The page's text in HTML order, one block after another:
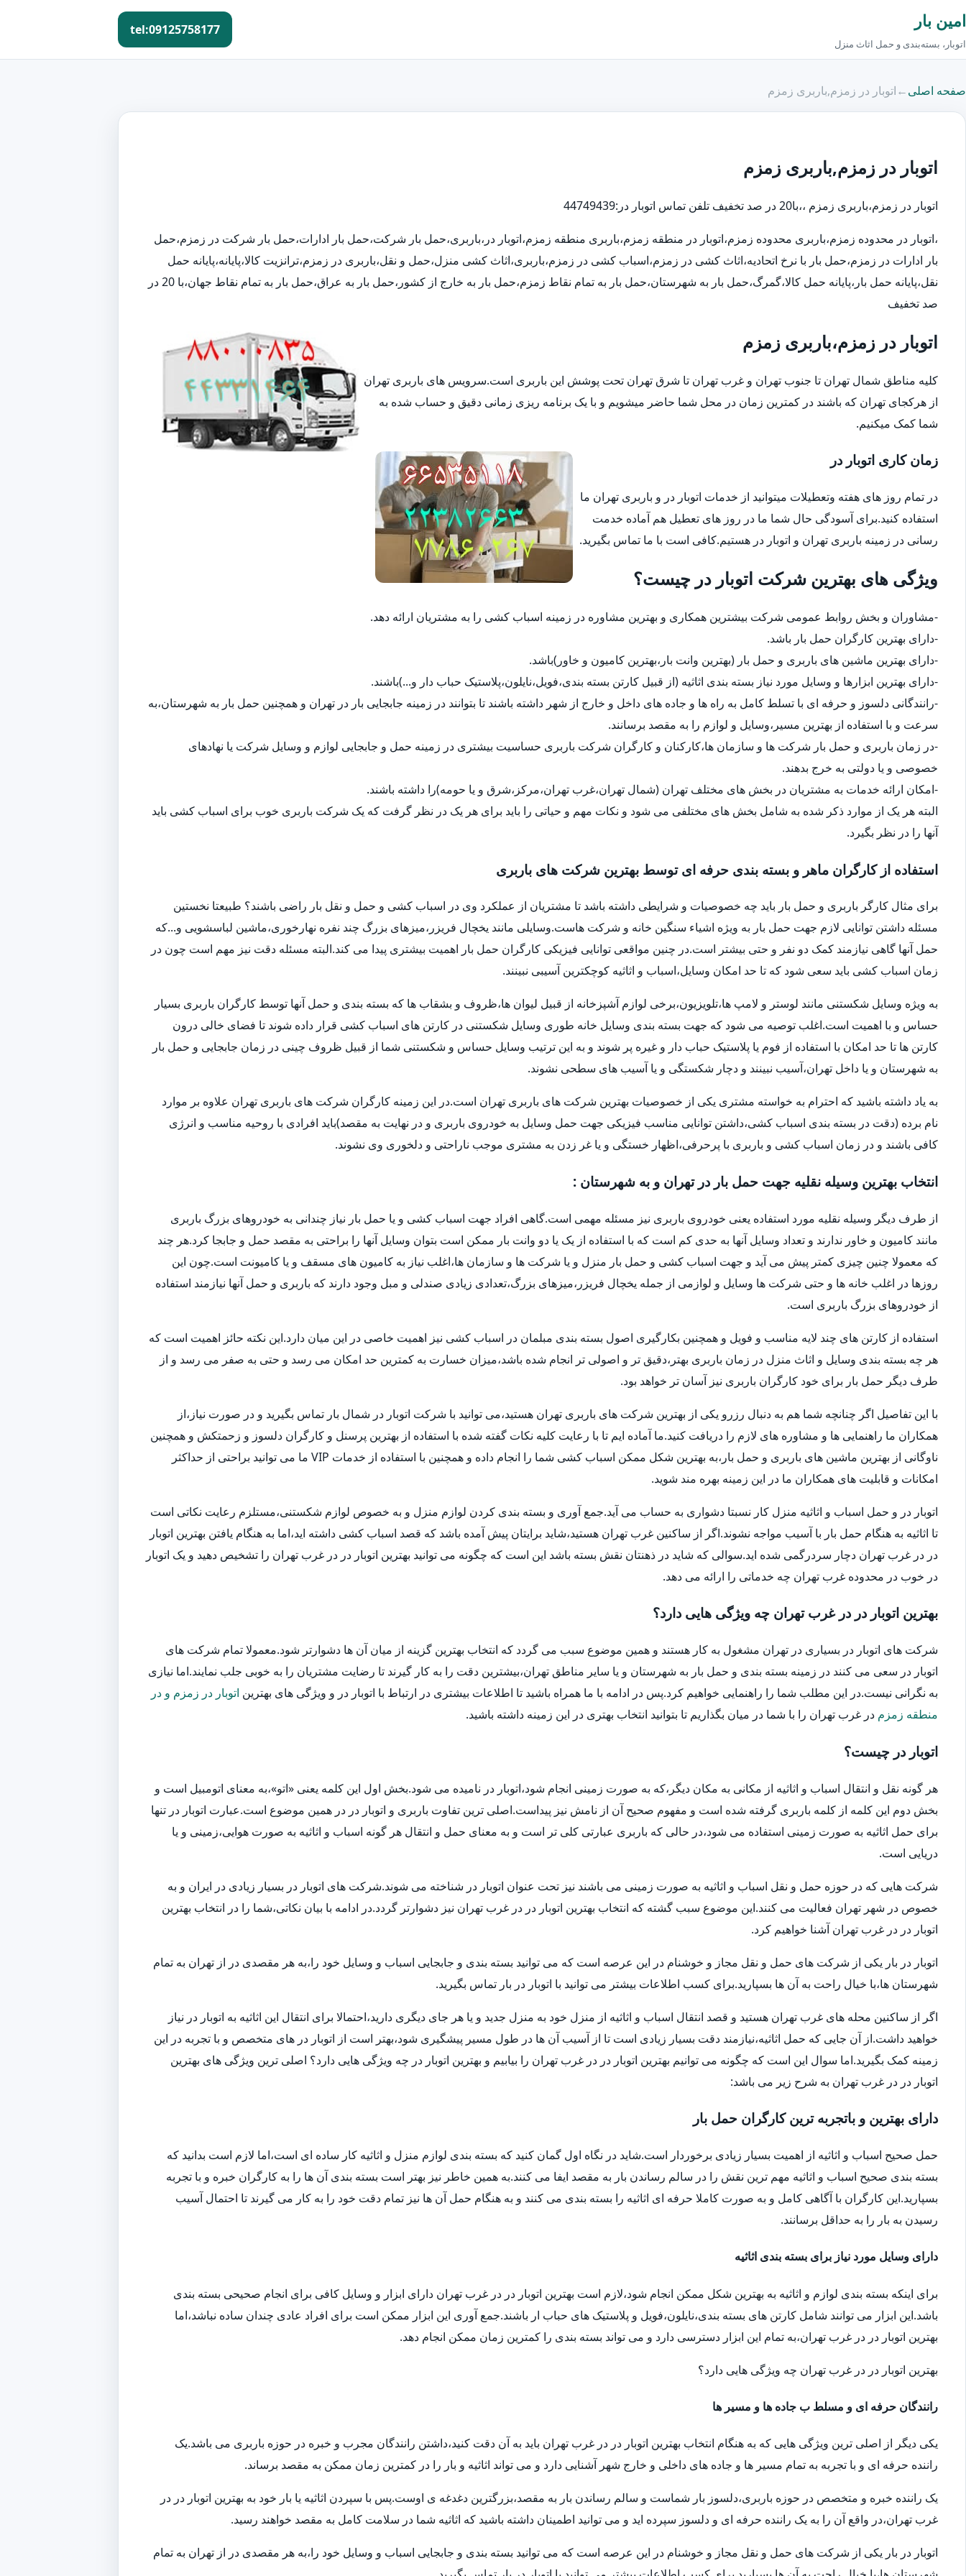
امین بار
اتوبار، بسته‌بندی و حمل اثاث منزل
tel:09125758177
صفحه اصلی←اتوبار در زمزم,باربری زمزم
اتوبار در زمزم,باربری زمزم
اتوبار در زمزم،باربری زمزم ،،با20 در صد تخفیف تلفن تماس اتوبار در:44749439
،اتوبار در محدوده زمزم،باربری محدوده زمزم،اتوبار در منطقه زمزم،باربری منطقه زمزم،اتوبار در،باربری،حمل بار شرکت،حمل بار ادارات،حمل بار شرکت در زمزم،حمل
بار ادارات در زمزم،حمل بار با نرخ اتحادیه،اثاث کشی در زمزم،اسباب کشی در زمزم،باربری،اثاث کشی منزل،حمل و نقل،باربری در زمزم،ترانزیت کالا،پایانه،پایانه حمل
نقل،پایانه حمل بار،پایانه حمل کالا،گمرگ،حمل بار به شهرستان،حمل بار به تمام نقاط زمزم،حمل بار به خارج از کشور،حمل بار به عراق،حمل بار به تمام نقاط جهان،با 20 در
صد تخفیف
اتوبار در زمزم،باربری زمزم
کلیه مناطق شمال تهران تا جنوب تهران و غرب تهران تا شرق تهران تحت پوشش این باربری است.سرویس های باربری تهران
از هرکجای تهران که باشند در کمترین زمان در محل شما حاضر میشویم و با یک برنامه ریزی زمانی دقیق و حساب شده به
شما کمک میکنیم.
زمان کاری اتوبار در
در تمام روز های هفته وتعطیلات میتوانید از خدمات اتوبار در و باربری تهران ما
استفاده کنید.برای آسودگی حال شما ما در روز های تعطیل هم آماده خدمت
رسانی در زمینه باربری تهران و اتوبار در هستیم.کافی است با ما تماس بگیرید.
ویژگی های بهترین شرکت اتوبار در چیست؟
-مشاوران و بخش روابط عمومی شرکت بیشترین همکاری و بهترین مشاوره در زمینه اسباب کشی را به مشتریان ارائه دهد.
-دارای بهترین کارگران حمل بار باشد.
-دارای بهترین ماشین های باربری و حمل بار (بهترین وانت بار،بهترین کامیون و خاور)باشد.
-دارای بهترین ابزارها و وسایل مورد نیاز بسته بندی اثاثیه (از قبیل کارتن بسته بندی،فویل،نایلون،پلاستیک حباب دار و...)باشند.
-رانندگانی دلسوز و حرفه ای با تسلط کامل به راه ها و جاده های داخل و خارج از شهر داشته باشند تا بتوانند در زمینه جابجایی بار در تهران و همچنین حمل بار به شهرستان،به
سرعت و با استفاده از بهترین مسیر،وسایل و لوازم را به مقصد برسانند.
-در زمان باربری و حمل بار شرکت ها و سازمان ها،کارکنان و کارگران شرکت باربری حساسیت بیشتری در زمینه حمل و جابجایی لوازم و وسایل شرکت یا نهادهای
خصوصی و یا دولتی به خرج بدهند.
-امکان ارائه خدمات به مشتریان در بخش های مختلف تهران (شمال تهران،غرب تهران،مرکز،شرق و یا حومه)را داشته باشند.
البته هر یک از موارد ذکر شده به شامل بخش های مختلفی می شود و نکات مهم و حیاتی را باید برای هر یک در نظر گرفت که یک شرکت باربری خوب برای اسباب کشی باید
آنها را در نظر بگیرد.
استفاده از کارگران ماهر و بسته بندی حرفه ای توسط بهترین شرکت های باربری
برای مثال کارگر باربری و حمل بار باید چه خصوصیات و شرایطی داشته باشد تا مشتریان از عملکرد وی در اسباب کشی و حمل و نقل بار راضی باشند؟ طبیعتا نخستین
مسئله داشتن توانایی لازم جهت حمل بار به ویژه اشیاء سنگین خانه و شرکت هاست.وسایلی مانند یخچال فریزر،میزهای بزرگ چند نفره نهارخوری،ماشین لباسشویی و...که
حمل آنها گاهی نیازمند کمک دو نفر و حتی بیشتر است.در چنین مواقعی توانایی فیزیکی کارگران حمل بار اهمیت بیشتری پیدا می کند.البته مسئله دقت نیز مهم است چون در
زمان اسباب کشی باید سعی شود که تا حد امکان وسایل،اسباب و اثاثیه کوچکترین آسیبی نبینند.
به ویژه وسایل شکستنی مانند لوستر و لامپ ها،تلویزیون،برخی لوازم آشپزخانه از قبیل لیوان ها،ظروف و بشقاب ها که بسته بندی و حمل آنها توسط کارگران باربری بسیار
حساس و با اهمیت است.اغلب توصیه می شود که جهت بسته بندی وسایل خانه طوری وسایل شکستنی در کارتن های اسباب کشی قرار داده شوند تا فضای خالی درون
کارتن ها تا حد امکان با استفاده از فوم یا پلاستیک حباب دار و غیره پر شوند و به این ترتیب وسایل حساس و شکستنی شما از قبیل ظروف چینی در زمان جابجایی و حمل بار
به شهرستان و یا داخل تهران،آسیب نبینند و دچار شکستگی و یا آسیب های سطحی نشوند.
به یاد داشته باشید که احترام به خواسته مشتری یکی از خصوصیات بهترین شرکت های باربری تهران است.در این زمینه کارگران شرکت های باربری تهران علاوه بر موارد
نام برده (دقت در بسته بندی اسباب کشی،داشتن توانایی مناسب فیزیکی جهت حمل وسایل به خودروی باربری و در نهایت به مقصد)باید افرادی با روحیه مناسب و انرژی
کافی باشند و در زمان اسباب کشی و باربری با پرحرفی،اظهار خستگی و یا غر زدن به مشتری موجب ناراحتی و دلخوری وی نشوند.
انتخاب بهترین وسیله نقلیه جهت حمل بار در تهران و به شهرستان :
از طرف دیگر وسیله نقلیه مورد استفاده یعنی خودروی باربری نیز مسئله مهمی است.گاهی افراد جهت اسباب کشی و یا حمل بار نیاز چندانی به خودروهای بزرگ باربری
مانند کامیون و خاور ندارند و تعداد وسایل آنها به حدی کم است که با استفاده از یک یا دو وانت بار ممکن است بتوان وسایل آنها را براحتی به مقصد حمل و جابجا کرد.هر چند
که معمولا چنین چیزی کمتر پیش می آید و جهت اسباب کشی و حمل بار منزل و یا شرکت ها و سازمان ها،اغلب نیاز به کامیون های مسقف و یا کامیونت است.چون این
روزها در اغلب خانه ها و حتی شرکت ها وسایل و لوازمی از جمله یخچال فریزر،میزهای بزرگ،تعدادی زیادی صندلی و مبل وجود دارند که باربری و حمل آنها نیازمند استفاده
از خودروهای بزرگ باربری است.
استفاده از کارتن های چند لایه مناسب و فویل و همچنین بکارگیری اصول بسته بندی مبلمان در اسباب کشی نیز اهمیت خاصی در این میان دارد.این نکته حائز اهمیت است که
هر چه بسته بندی وسایل و اثاث منزل در زمان باربری بهتر،دقیق تر و اصولی تر انجام شده باشد،میزان خسارت به کمترین حد امکان می رسد و حتی به صفر می رسد و از
طرف دیگر حمل بار برای خود کارگران باربری نیز آسان تر خواهد بود.
با این تفاصیل اگر چنانچه شما هم به دنبال رزرو یکی از بهترین شرکت های باربری تهران هستید،می توانید با شرکت اتوبار در شمال بار تماس بگیرید و در صورت نیاز،از
همکاران ما راهنمایی ها و مشاوره های لازم را دریافت کنید.ما آماده ایم تا با رعایت کلیه نکات گفته شده با استفاده از بهترین پرسنل و کارگران دلسوز و زحمتکش و همچنین
ناوگانی از بهترین ماشین های باربری و حمل بار،به بهترین شکل ممکن اسباب کشی شما را انجام داده و همچنین با استفاده از خدمات VIP ما می توانید براحتی از حداکثر
امکانات و قابلیت های همکاران ما در این زمینه بهره مند شوید.
اتوبار در و حمل اسباب و اثاثیه منزل کار نسبتا دشواری به حساب می آید.جمع آوری و بسته بندی کردن لوازم منزل و به خصوص لوازم شکستنی،مستلزم رعایت نکاتی است
تا اثاثیه به هنگام حمل بار با آسیب مواجه نشوند.اگر از ساکنین غرب تهران هستید،شاید برایتان پیش آمده باشد که قصد اسباب کشی داشته اید،اما به هنگام یافتن بهترین اتوبار
در در غرب تهران دچار سردرگمی شده اید.سوالی که شاید در ذهنتان نقش بسته باشد این است که چگونه می توانید بهترین اتوبار در در غرب تهران را تشخیص دهید و یک اتوبار
در خوب در محدوده غرب تهران چه خدماتی را ارائه می دهد.
بهترین اتوبار در در غرب تهران چه ویژگی هایی دارد؟
شرکت های اتوبار در بسیاری در تهران مشغول به کار هستند و همین موضوع سبب می گردد که انتخاب بهترین گزینه از میان آن ها دشوارتر شود.معمولا تمام شرکت های
اتوبار در سعی می کنند در زمینه بسته بندی و حمل بار به شهرستان و یا سایر مناطق تهران،بیشترین دقت را به کار گیرند تا رضایت مشتریان را به خوبی جلب نمایند.اما نیازی
به نگرانی نیست.در این مطلب شما را راهنمایی خواهیم کرد.پس در ادامه با ما همراه باشید تا اطلاعات بیشتری در ارتباط با اتوبار در و ویژگی های بهترین اتوبار در زمزم و در
منطقه زمزم در غرب تهران را با شما در میان بگذاریم تا بتوانید انتخاب بهتری در این زمینه داشته باشید.
اتوبار در چیست؟
هر گونه نقل و انتقال اسباب و اثاثیه از مکانی به مکان دیگر،که به صورت زمینی انجام شود،اتوبار در نامیده می شود.بخش اول این کلمه یعنی «اتو»،به معنای اتومبیل است و
بخش دوم این کلمه از کلمه باربری گرفته شده است و مفهوم صحیح آن از نامش نیز پیداست.اصلی ترین تفاوت باربری و اتوبار در در همین موضوع است.عبارت اتوبار در تنها
برای حمل اثاثیه به صورت زمینی استفاده می شود،در حالی که باربری عبارتی کلی تر است و به معنای حمل و انتقال هر گونه اسباب و اثاثیه به صورت هوایی،زمینی و یا
دریایی است.
شرکت هایی که در حوزه حمل و نقل اسباب و اثاثیه به صورت زمینی می باشند نیز تحت عنوان اتوبار در شناخته می شوند.شرکت های اتوبار در بسیار زیادی در ایران و به
خصوص در شهر تهران فعالیت می کنند.این موضوع سبب گشته که انتخاب بهترین اتوبار در در غرب تهران نیز دشوارتر گردد.در ادامه با بیان نکاتی،شما را در انتخاب بهترین
اتوبار در در غرب تهران آشنا خواهیم کرد.
اتوبار در بار یکی از شرکت های حمل و نقل مجاز و خوشنام در این عرصه است که می توانید بسته بندی و جابجایی اسباب و وسایل خود را،به هر مقصدی در از تهران به تمام
شهرستان ها،با خیال راحت به آن ها بسپارید.برای کسب اطلاعات بیشتر می توانید با اتوبار در بار تماس بگیرید.
اگر از ساکنین محله های غرب تهران هستید و قصد انتقال اسباب و اثاثیه از منزل خود به منزل جدید و یا هر جای دیگری دارید،احتمالا برای انتقال این اثاثیه به اتوبار در نیاز
خواهید داشت.از آن جایی که حمل اثاثیه،نیازمند دقت بسیار زیادی است تا از آسیب آن ها در طول مسیر پیشگیری شود،بهتر است از اتوبار در های متخصص و با تجربه در این
زمینه کمک بگیرید.اما سوال این است که چگونه می توانیم بهترین اتوبار در در غرب تهران را بیابیم و بهترین اتوبار در چه ویژگی هایی دارد؟ اصلی ترین ویژگی های بهترین
اتوبار در در غرب تهران به شرح زیر می باشد:
دارای بهترین و باتجربه ترین کارگران حمل بار
حمل صحیح اسباب و اثاثیه از اهمیت بسیار زیادی برخوردار است.شاید در نگاه اول گمان کنید که بسته بندی لوازم منزل و اثاثیه کار ساده ای است،اما لازم است بدانید که
بسته بندی صحیح اسباب و اثاثیه مهم ترین نقش را در سالم رساندن بار به مقصد ایفا می کنند.به همین خاطر نیز بهتر است بسته بندی آن ها را به کارگران خبره و با تجربه
بسپارید.این کارگران با آگاهی کامل و به صورت کاملا حرفه ای اثاثیه را بسته بندی می کنند و به هنگام حمل آن ها نیز تمام دقت خود را به کار می گیرند تا احتمال آسیب
رسیدن به بار را به حداقل برسانند.
دارای وسایل مورد نیاز برای بسته بندی اثاثیه
برای اینکه بسته بندی لوازم و اثاثیه به بهترین شکل ممکن انجام شود،لازم است بهترین اتوبار در در غرب تهران دارای ابزار و وسایل کافی برای انجام صحیحی بسته بندی
باشد.این ابزار می توانند شامل کارتن های بسته بندی،نایلون،فویل و پلاستیک های حباب ار باشند.جمع آوری این ابزار ممکن است برای افراد عادی چندان ساده نباشد،اما
بهترین اتوبار در در غرب تهران،به تمام این ابزار دسترسی دارد و می تواند بسته بندی را کمترین زمان ممکن انجام دهد.
بهترین اتوبار در در غرب تهران چه ویژگی هایی دارد؟
رانندگان حرفه ای و مسلط ب جاده ها و مسیر ها
یکی دیگر از اصلی ترین ویژگی هایی که به هنگام انتخاب بهترین اتوبار در در غرب تهران باید به آن دقت کنید،داشتن رانندگان مجرب و خبره در حوزه باربری می باشد.یک
راننده حرفه ای و با تجربه به تمام مسیر ها و جاده های داخلی و خارج شهر آشنایی دارد و می تواند اثاثیه و بار را در کمترین زمان ممکن به مقصد برساند.
یک راننده خبره و متخصص در حوزه باربری،دلسوز بار شماست و سالم رساندن بار به مقصد،بزرگترین دغدغه ی اوست.پس با سپردن اثاثیه یا بار خود به بهترین اتوبار در در
غرب تهران،در واقع آن را به یک راننده حرفه ای و دلسوز سپرده اید و می توانید اطمینان داشته باشید که اثاثیه شما در سلامت کامل به مقصد خواهند رسید.
اتوبار در بار یکی از شرکت های حمل و نقل مجاز و خوشنام در این عرصه است که می توانید بسته بندی و جابجایی اسباب و وسایل خود را،به هر مقصدی در از تهران به تمام